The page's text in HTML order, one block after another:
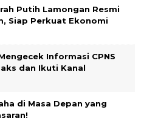
Putih Lamongan Resmi
Siap Perkuat Ekonomi
Informasi CPNS
dan Ikuti Kanal
di Masa Depan yang